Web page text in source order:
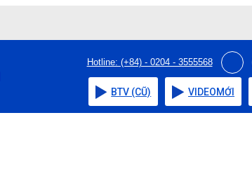
Hotline: (+84) - 0204 - 3555568
BTV (CŨ) VIDEOMỚI